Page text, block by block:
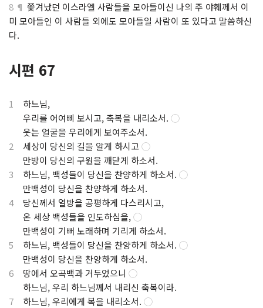
8 ¶ 쫓겨났던 이스라엘 사람들을 모아들이신 나의 주 야훼께서 이
미 모아들인 이 사람들 외에도 모아들일 사람이 또 있다고 말씀하신
다.
시편 67
1
하느님,
우리를 어여삐 보시고, 축복을 내리소서. ◯
웃는 얼굴을 우리에게 보여주소서.
2 세상이 당신의 길을 알게 하시고◯
만방이 당신의 구원을 깨닫게 하소서.
3 하느님, 백성들이 당신을 찬양하게 하소서. ◯
만백성이 당신을 찬양하게 하소서.
4당신께서 열방을 공평하게 다스리시고,
온 세상 백성들을 인도하심을,◯
만백성이 기뻐 노래하며 기리게 하소서.
5 하느님, 백성들이 당신을 찬양하게 하소서. ◯
만백성이 당신을 찬양하게 하소서.
6 땅에서 오곡백과 거두었으니 ◯
하느님, 우리 하느님께서 내리신 축복이라.
7 하느님, 우리에게 복을 내리소서. ◯